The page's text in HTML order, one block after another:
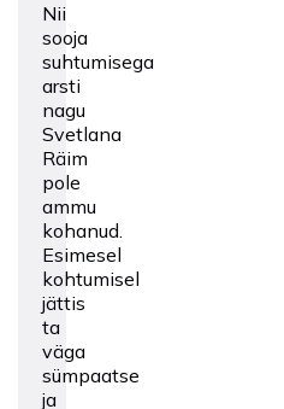
Nii
sooja
suhtumisega
arsti
nagu
Svetlana
Räim
pole
ammu
kohanud.
Esimesel
kohtumisel
jättis
ta
väga
sümpaatse
ja